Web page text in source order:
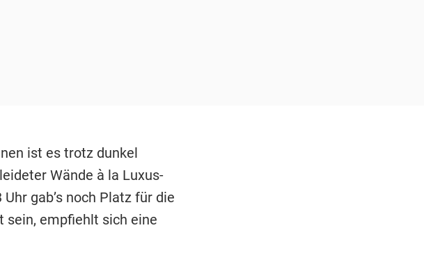
ist es trotz dunkel
Wände à la Luxus-
gab’s noch Platz für die
sein, empfiehlt sich eine